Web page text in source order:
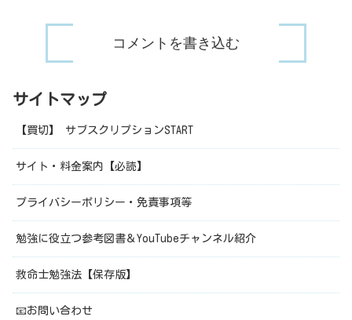
コメントを書き込む
サイトマップ
【買切】 サブスクリプションSTART
サイト・料金案内【必読】
プライバシーポリシー・免責事項等
勉強に役立つ参考図書＆YouTubeチャンネル紹介
救命士勉強法【保存版】
📧お問い合わせ